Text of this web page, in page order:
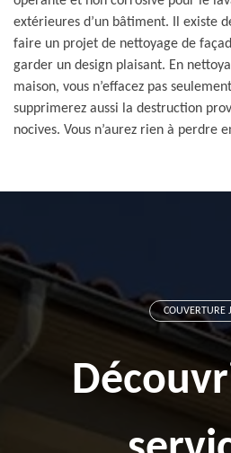
extérieures d’un bâtiment. Il existe
faire un projet de nettoyage de
garder un design plaisant. En
maison, vous n’effacez pas
supprimerez aussi la destruction
nocives. Vous n’aurez rien à perdre
COUVERTURE